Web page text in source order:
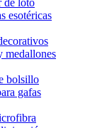
de loto
esotéricas
medallones
bolsillo
gafas